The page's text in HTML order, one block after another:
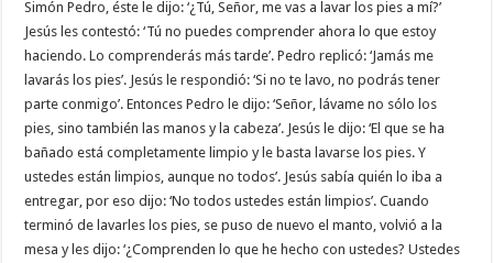
Simón Pedro, éste le dijo: ‘¿Tú, Señor, me vas a lavar los pies a mí?’
Jesús les contestó: ‘Tú no puedes comprender ahora lo que estoy
haciendo. Lo comprenderás más tarde’. Pedro replicó: ‘Jamás me
lavarás los pies’. Jesús le respondió: ‘Si no te lavo, no podrás tener
parte conmigo’. Entonces Pedro le dijo: ‘Señor, lávame no sólo los
pies, sino también las manos y la cabeza’. Jesús le dijo: ‘El que se ha
bañado está completamente limpio y le basta lavarse los pies. Y
ustedes están limpios, aunque no todos’. Jesús sabía quién lo iba a
entregar, por eso dijo: ‘No todos ustedes están limpios’. Cuando
terminó de lavarles los pies, se puso de nuevo el manto, volvió a la
mesa y les dijo: ‘¿Comprenden lo que he hecho con ustedes? Ustedes